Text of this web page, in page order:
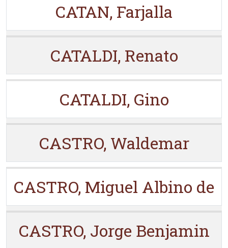
CATAN, Farjalla
CATALDI, Renato
CATALDI, Gino
CASTRO, Waldemar
CASTRO, Miguel Albino de
CASTRO, Jorge Benjamin